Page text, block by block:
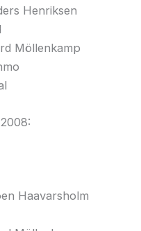
Henriksen
Möllenkamp
Haavarsholm